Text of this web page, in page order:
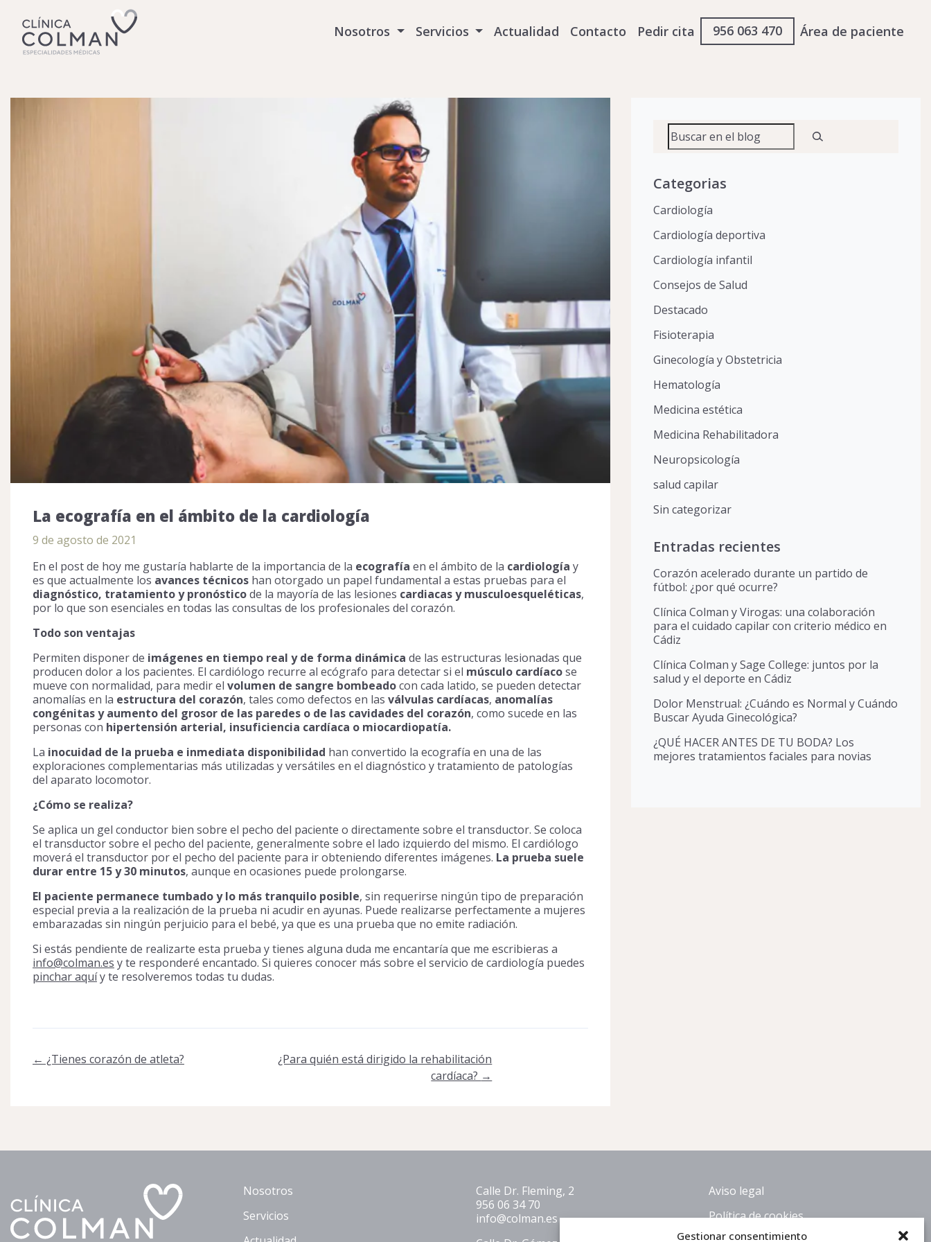
Gestionar consentimiento
Nosotros Servicios Actualidad Contacto Pedir cita 956 063 470 Área de paciente
La ecografía en el ámbito de la cardiología
9 de agosto de 2021
En el post de hoy me gustaría hablarte de la importancia de la ecografía en el ámbito de la cardiología y
es que actualmente los avances técnicos han otorgado un papel fundamental a estas pruebas para el
diagnóstico, tratamiento y pronósticode la mayoría de las lesiones cardiacas y musculoesqueléticas,
por lo que son esenciales en todas las consultas de los profesionales del corazón.
Todo son ventajas
Permiten disponer de imágenes en tiempo real y de forma dinámica de las estructuras lesionadas que
producen dolor a los pacientes. El cardiólogo recurre al ecógrafo para detectar si el músculo cardíacose
mueve con normalidad, para medir el volumen de sangre bombeadocon cada latido, se pueden detectar
anomalías en la estructura del corazón, tales como defectos en las válvulas cardíacas, anomalías
congénitasy aumento del grosor de las paredes o de las cavidades del corazón, como sucede en las
personas con hipertensión arterial, insuficiencia cardíaca o miocardiopatía.
La inocuidad de la prueba e inmediata disponibilidad han convertido la ecografía en una de las
exploraciones complementarias más utilizadas y versátiles en el diagnóstico y tratamiento de patologías
del aparato locomotor.
¿Cómo se realiza?
Se aplica un gel conductor bien sobre el pecho del paciente o directamente sobre el transductor. Se coloca
el transductor sobre el pecho del paciente, generalmente sobre el lado izquierdo del mismo. El cardiólogo
moverá el transductor por el pecho del paciente para ir obteniendo diferentes imágenes. La prueba suele
durar entre 15 y 30 minutos, aunque en ocasiones puede prolongarse.
El paciente permanece tumbado y lo más tranquilo posible, sin requerirse ningún tipo de preparación
especial previa a la realización de la prueba ni acudir en ayunas. Puede realizarse perfectamente a mujeres
embarazadas sin ningún perjuicio para el bebé, ya que es una prueba que no emite radiación.
Si estás pendiente de realizarte esta prueba y tienes alguna duda me encantaría que me escribieras a
info@colman.es y te responderé encantado. Si quieres conocer más sobre el servicio de cardiología puedes
pinchar aquíy te resolveremos todas tu dudas.
Post
← ¿Tienes corazón de atleta?
¿Para quién está dirigido la rehabilitación
cardíaca? →
Buscar
Categorias
Cardiología
Cardiología deportiva
Cardiología infantil
Consejos de Salud
Destacado
Fisioterapia
Ginecología y Obstetricia
Hematología
Medicina estética
Medicina Rehabilitadora
Neuropsicología
salud capilar
Sin categorizar
Entradas recientes
Corazón acelerado durante un partido de
fútbol: ¿por qué ocurre?
Clínica Colman y Virogas: una colaboración
para el cuidado capilar con criterio médico en
Cádiz
Clínica Colman y Sage College: juntos por la
salud y el deporte en Cádiz
Dolor Menstrual: ¿Cuándo es Normal y Cuándo
Buscar Ayuda Ginecológica?
¿QUÉ HACER ANTES DE TU BODA? Los
mejores tratamientos faciales para novias
Nosotros
Servicios
Calle Dr. Fleming, 2
956 06 34 70
info@colman.es
Aviso legal
Política de cookies